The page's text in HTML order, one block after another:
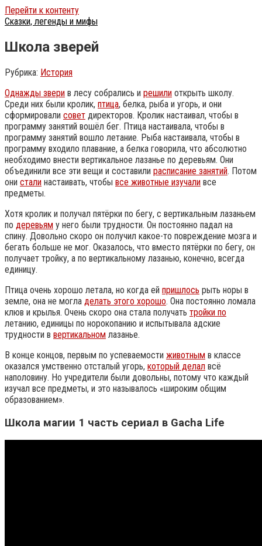
Перейти к контенту
Сказки, легенды и мифы
Школа зверей
Рубрика: История
Однажды звери в лесу собрались и решили открыть школу.
Среди них были кролик, птица, белка, рыба и угорь, и они
сформировали совет директоров. Кролик настаивал, чтобы в
программу занятий вошёл бег. Птица настаивала, чтобы в
программу занятий вошло летание. Рыба настаивала, чтобы в
программу входило плавание, а белка говорила, что абсолютно
необходимо внести вертикальное лазанье по деревьям. Они
объединили все эти вещи и составили расписание занятий. Потом
они стали настаивать, чтобы все животные изучали все
предметы.
Хотя кролик и получал пятёрки по бегу, с вертикальным лазаньем
по деревьям у него были трудности. Он постоянно падал на
спину. Довольно скоро он получил какое-то повреждение мозга и
бегать больше не мог. Оказалось, что вместо пятёрки по бегу, он
получает тройку, а по вертикальному лазанью, конечно, всегда
единицу.
Птица очень хорошо летала, но когда ей пришлось рыть норы в
земле, она не могла делать этого хорошо. Она постоянно ломала
клюв и крылья. Очень скоро она стала получать тройки по
летанию, единицы по норокопанию и испытывала адские
трудности в вертикальном лазанье.
В конце концов, первым по успеваемости животным в классе
оказался умственно отсталый угорь, который делал всё
наполовину. Но учредители были довольны, потому что каждый
изучал все предметы, и это называлось «широким общим
образованием».
Школа магии 1 часть сериал в Gacha Life